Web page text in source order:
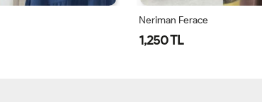
Neriman Ferace
1,250 TL